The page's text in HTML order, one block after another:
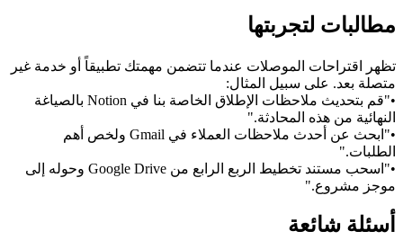
مطالبات لتجربتها
تظهر اقتراحات الموصلات عندما تتضمن مهمتك تطبيقاً أو خدمة غير
متصلة بعد. على سبيل المثال:
•
"قم بتحديث ملاحظات الإطلاق الخاصة بنا في Notion بالصياغة
النهائية من هذه المحادثة."
•
"ابحث عن أحدث ملاحظات العملاء في Gmail ولخص أهم
الطلبات."
•
"اسحب مستند تخطيط الربع الرابع من Google Drive وحوله إلى
موجز مشروع."
أسئلة شائعة